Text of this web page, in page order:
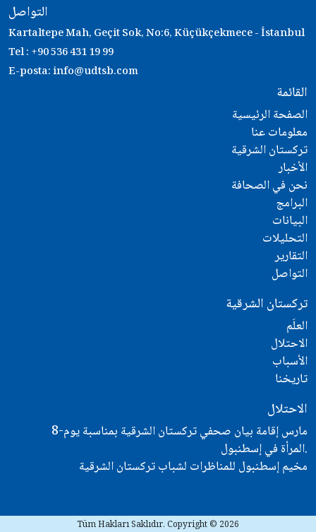
التواصل
Kartaltepe Mah, Geçit Sok, No:6, Küçükçekmece - İstanbul
Tel : +90 536 431 19 99
E-posta:info@udtsb.com
القائمة
الصفحة الرئيسية
معلومات عنا
تركستان الشرقية
الأخبار
نحن في الصحافة
البرامج
البيانات
التحليلات
التقارير
التواصل
تركستان الشرقية
العلَم
الاحتلال
الأسباب
تاريخنا
الاحتلال
8-مارس إقامة بيان صحفي تركستان الشرقية بمناسبة يوم
المرأة في إسطنبول.
مخيم إسطنبول للمناظرات لشباب تركستان الشرقية
Tüm Hakları Saklıdır. Copyright © 2026